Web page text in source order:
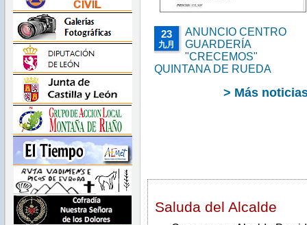
23
九月
ANUNCIO CENTRO
GUARDERÍA
"CRECEMOS"
QUINTANA DE RUEDA
> Más
Saluda del Alcalde